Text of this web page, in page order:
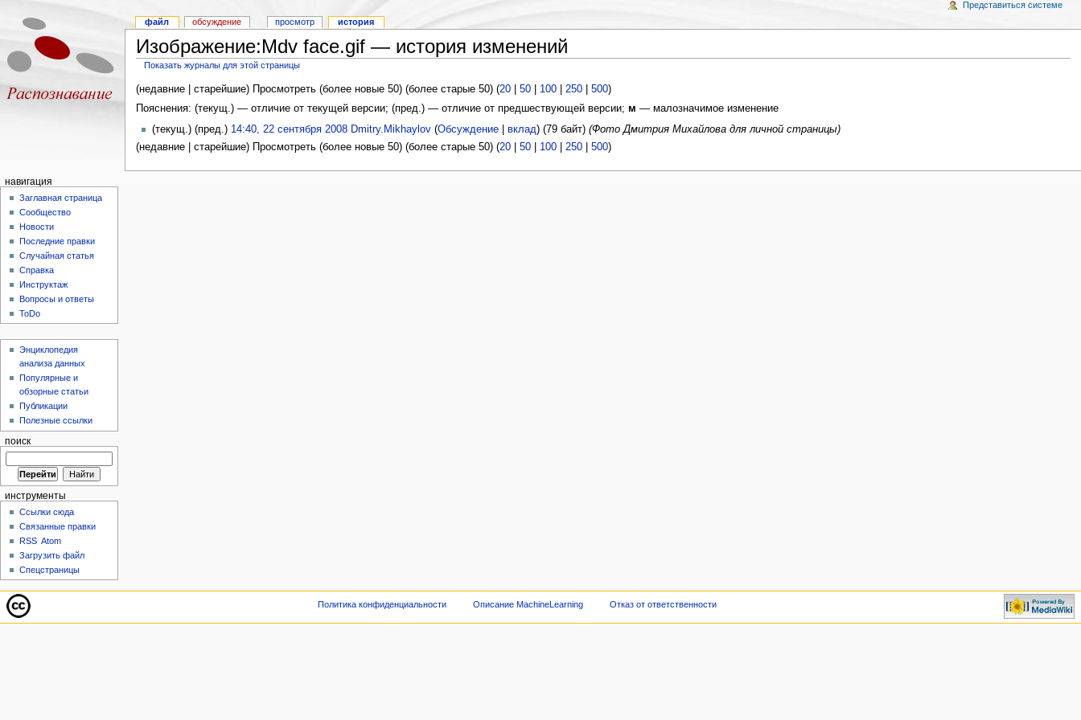
Изображение:Mdv face.gif — история изменений
Показать журналы для этой страницы
(недавние | старейшие) Просмотреть (более новые 50) (более старые 50) (20| 50| 100| 250| 500)
Пояснения: (текущ.) — отличие от текущей версии; (пред.) — отличие от предшествующей версии; м — малозначимое изменение
(текущ.) (пред.) 14:40, 22 сентября 2008 Dmitry.Mikhaylov(Обсуждение| вклад) (79 байт) (Фото Дмитрия Михайлова для личной страницы)
(недавние | старейшие) Просмотреть (более новые 50) (более старые 50) (20| 50| 100| 250| 500)
файл обсуждение просмотр история
Представиться системе
навигация
Заглавная страница
Сообщество
Новости
Последние правки
Случайная статья
Справка
Инструктаж
Вопросы и ответы
ToDo
Энциклопедия
анализа данных
Популярные и
обзорные статьи
Публикации
Полезные ссылки
поиск
инструменты
Ссылки сюда
Связанные правки
RSS Atom
Загрузить файл
Спецстраницы
Политика конфиденциальности Описание MachineLearning Отказ от ответственности